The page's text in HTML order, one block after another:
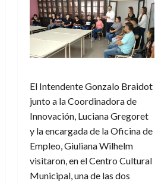
El Intendente Gonzalo Braidot
junto a la Coordinadora de
Innovación, Luciana Gregoret
y la encargada de la Oficina de
Empleo, Giuliana Wilhelm
visitaron, en el Centro Cultural
Municipal, una de las dos